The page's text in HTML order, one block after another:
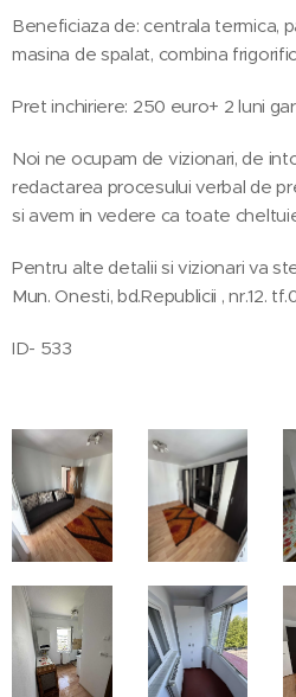
Beneficiaza de: centrala termica,
masina de spalat, combina
Pret inchiriere: 250 euro+ 2 luni
Noi ne ocupam de vizionari, de
redactarea procesului verbal de
si avem in vedere ca toate
Pentru alte detalii si vizionari va
Mun. Onesti, bd.Republicii , nr.12.
ID- 533